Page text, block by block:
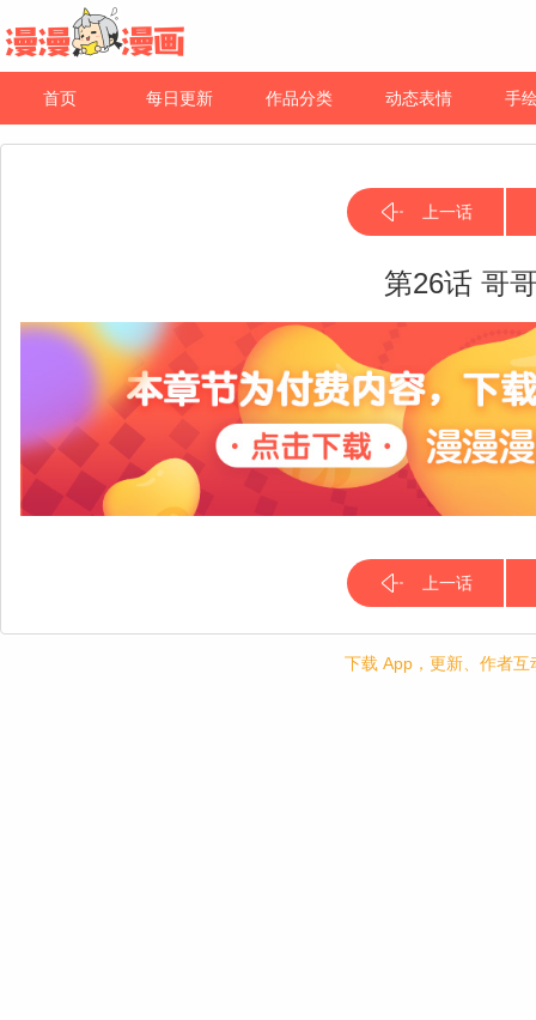
首页 每日更新 作品分类 动态表情 手
上一话
第26话 哥
上一话
下载 App，更新、作者